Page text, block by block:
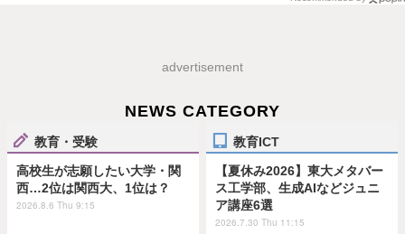
advertisement
NEWS CATEGORY
教育・受験
高校生が志願したい大学・関
西…2位は関西大、1位は？
2026.8.6 Thu 9:15
教育ICT
【夏休み2026】東大メタバー
ス工学部、生成AIなどジュニ
ア講座6選
2026.7.30 Thu 11:15